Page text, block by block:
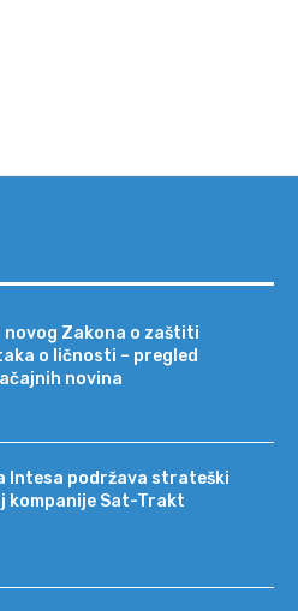
novog Zakona o zaštiti
o ličnosti – pregled
novina
Intesa podržava strateški
kompanije Sat-Trakt